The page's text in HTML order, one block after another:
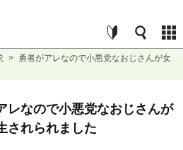
> 勇者がアレなので小悪党なおじさんが女
レなので小悪党なおじさんが
されられました